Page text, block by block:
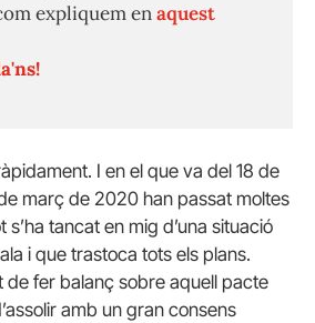
expliquem enaquest
I en el que va del 18 de
març de 2020 han passat moltes
tancat en mig d’una situació
i que trastoca tots els plans.
de fer balanç sobre aquell pacte
amb un gran consens